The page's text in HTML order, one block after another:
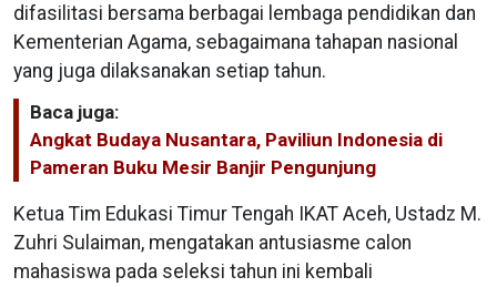
difasilitasi bersama berbagai lembaga pendidikan dan
Kementerian Agama, sebagaimana tahapan nasional
yang juga dilaksanakan setiap tahun.
Baca juga:
Angkat Budaya Nusantara, Paviliun Indonesia di
Pameran Buku Mesir Banjir Pengunjung
Ketua Tim Edukasi Timur Tengah IKAT Aceh, Ustadz M.
Zuhri Sulaiman, mengatakan antusiasme calon
mahasiswa pada seleksi tahun ini kembali